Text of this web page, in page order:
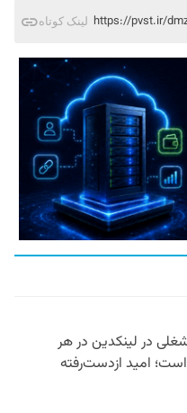
لینک کوتاه https://pvst.ir/
در لینکدین در هر
امید ازدست‌رفته